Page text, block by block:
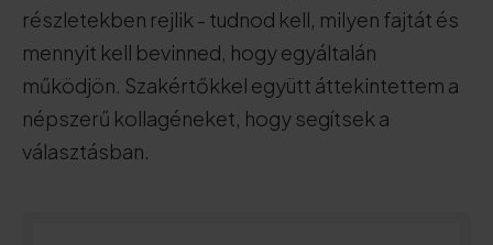
részletekben rejlik - tudnod kell, milyen fajtát és
mennyit kell bevinned, hogy egyáltalán
működjön. Szakértőkkel együtt áttekintettem a
népszerű kollagéneket, hogy segítsek a
választásban.